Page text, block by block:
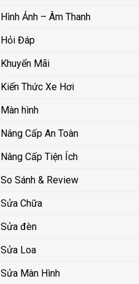
Hình Ảnh – Âm Thanh
Hỏi Đáp
Khuyến Mãi
Kiến Thức Xe Hơi
Màn hình
Nâng Cấp An Toàn
Nâng Cấp Tiện Ích
So Sánh & Review
Sửa Chữa
Sửa đèn
Sửa Loa
Sửa Màn Hình